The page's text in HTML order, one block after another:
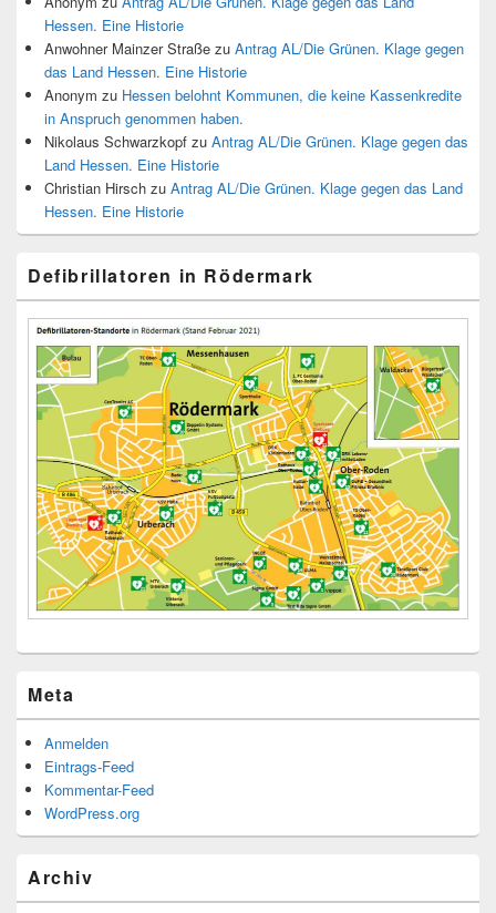
Hessen. Eine Historie
Anwohner Mainzer Straße zu Antrag AL/Die Grünen. Klage gegen
das Land Hessen. Eine Historie
Anonym zu Hessen belohnt Kommunen, die keine Kassenkredite
in Anspruch genommen haben.
Nikolaus Schwarzkopf zu Antrag AL/Die Grünen. Klage gegen das
Land Hessen. Eine Historie
Christian Hirsch zu Antrag AL/Die Grünen. Klage gegen das Land
Hessen. Eine Historie
Defibrillatoren in Rödermark
Meta
Anmelden
Eintrags-Feed
Kommentar-Feed
WordPress.org
Archiv